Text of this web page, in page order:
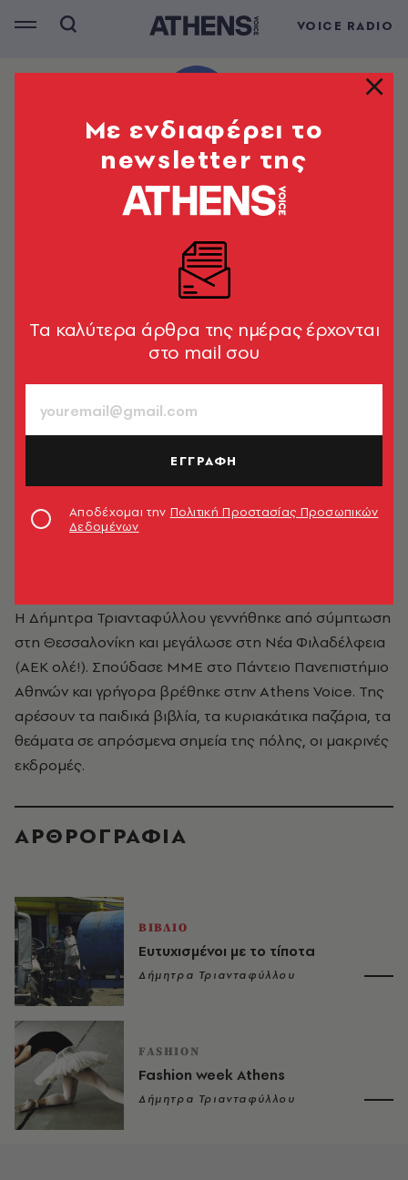
VOICE RADIO
Η Δήμητρα Τριανταφύλλου γεννήθηκε από σύμπτωση
στη Θεσσαλονίκη και μεγάλωσε στη Νέα Φιλαδέλφεια
(ΑΕΚ ολέ!). Σπούδασε ΜΜΕ στο Πάντειο Πανεπιστήμιο
Αθηνών και γρήγορα βρέθηκε στην Athens Voice. Της
αρέσουν τα παιδικά βιβλία, τα κυριακάτικα παζάρια, τα
θεάματα σε απρόσμενα σημεία της πόλης, οι μακρινές
εκδρομές.
ΑΡΘΡΟΓΡΑΦΙΑ
ΒΙΒΛΙΟ
Ευτυχισμένοι με το τίποτα
Δήμητρα Τριανταφύλλου
FASHION
Fashion week Athens
Δήμητρα Τριανταφύλλου
Mε ενδιαφέρει το
newsletter της
Tα καλύτερα άρθρα της ημέρας έρχονται
στο mail σου
ΕΓΓΡΑΦΗ
Αποδέχομαι την Πολιτική Προστασίας Προσωπικών
Δεδομένων